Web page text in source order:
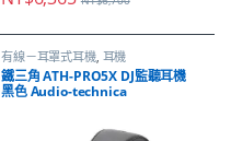
有線－耳罩式耳機, 耳機
鐵三角 ATH-PRO5X DJ監聽耳機
黑色 Audio-technica